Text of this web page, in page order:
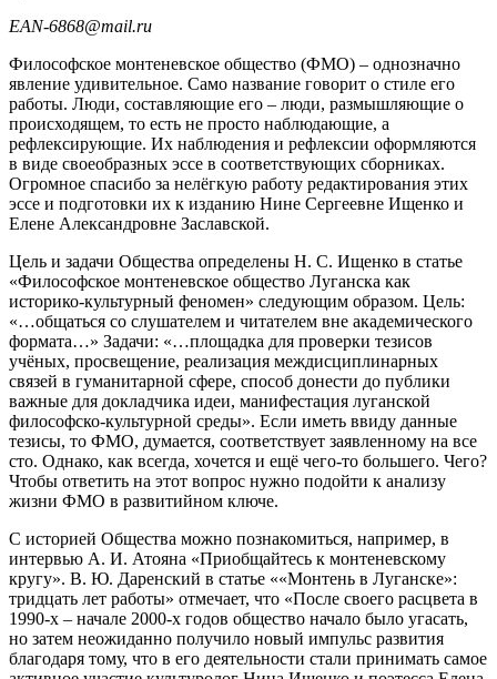
EAN-6868@mail.ru
Философское монтеневское общество (ФМО) – однозначно
явление удивительное. Само название говорит о стиле его
работы. Люди, составляющие его – люди, размышляющие о
происходящем, то есть не просто наблюдающие, а
рефлексирующие. Их наблюдения и рефлексии оформляются
в виде своеобразных эссе в соответствующих сборниках.
Огромное спасибо за нелёгкую работу редактирования этих
эссе и подготовки их к изданию Нине Сергеевне Ищенко и
Елене Александровне Заславской.
Цель и задачи Общества определены Н. С. Ищенко в статье
«Философское монтеневское общество Луганска как
историко-культурный феномен» следующим образом. Цель:
«…общаться со слушателем и читателем вне академического
формата…» Задачи: «…площадка для проверки тезисов
учёных, просвещение, реализация междисциплинарных
связей в гуманитарной сфере, способ донести до публики
важные для докладчика идеи, манифестация луганской
философско-культурной среды». Если иметь ввиду данные
тезисы, то ФМО, думается, соответствует заявленному на все
сто. Однако, как всегда, хочется и ещё чего-то большего. Чего?
Чтобы ответить на этот вопрос нужно подойти к анализу
жизни ФМО в развитийном ключе.
С историей Общества можно познакомиться, например, в
интервью А. И. Атояна «Приобщайтесь к монтеневскому
кругу». В. Ю. Даренский в статье ««Монтень в Луганске»:
тридцать лет работы» отмечает, что «После своего расцвета в
1990-х – начале 2000-х годов общество начало было угасать,
но затем неожиданно получило новый импульс развития
благодаря тому, что в его деятельности стали принимать самое